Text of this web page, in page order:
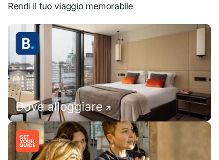
Rendi il tuo viaggio memorabile
Dove alloggiare